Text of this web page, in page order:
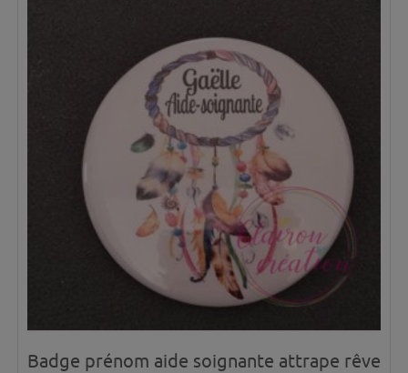
Badge prénom aide soignante attrape rêve